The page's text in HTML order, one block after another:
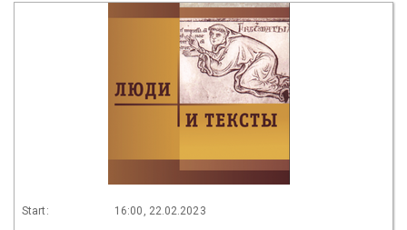
Start: 16:00, 22.02.2023